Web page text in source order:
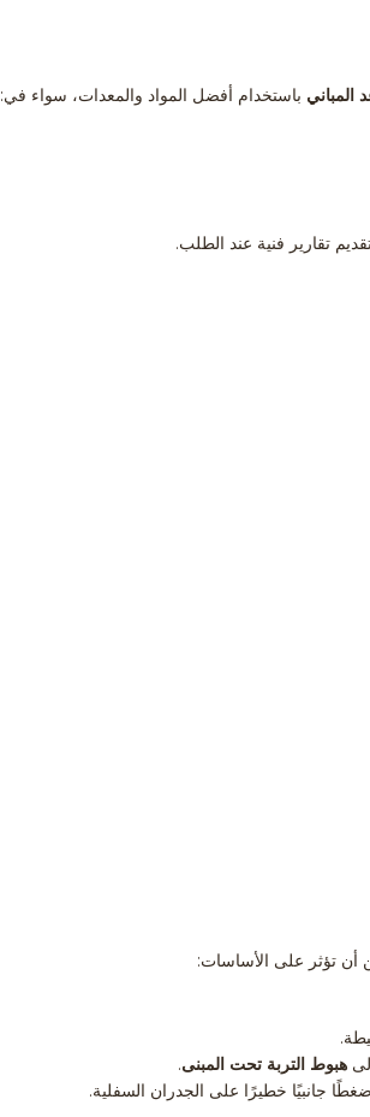
باستخدام أفضل المواد والمعدات، سواء في:
تقارير فنية عند الطلب.
أن تؤثر على الأساسات:
هبوط التربة تحت المبنى.
جانبيًا خطيرًا على الجدران السفلية.